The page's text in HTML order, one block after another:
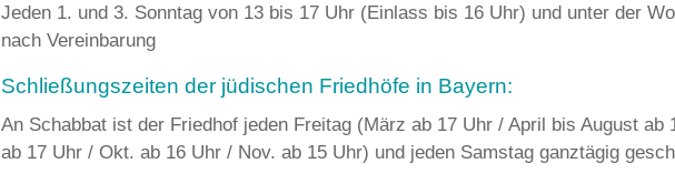
Jeden 1. und 3. Sonntag von 13 bis 17 Uhr (Einlass bis 16 Uhr) und unter der
nach Vereinbarung
Schließungszeiten der jüdischen Friedhöfe in Bayern:
An Schabbat ist der Friedhof jeden Freitag (März ab 17 Uhr / April bis August ab
ab 17 Uhr / Okt. ab 16 Uhr / Nov. ab 15 Uhr) und jeden Samstag ganztägig